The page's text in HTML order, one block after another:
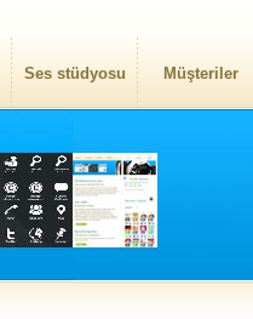
Ses stüdyosu Müşteriler